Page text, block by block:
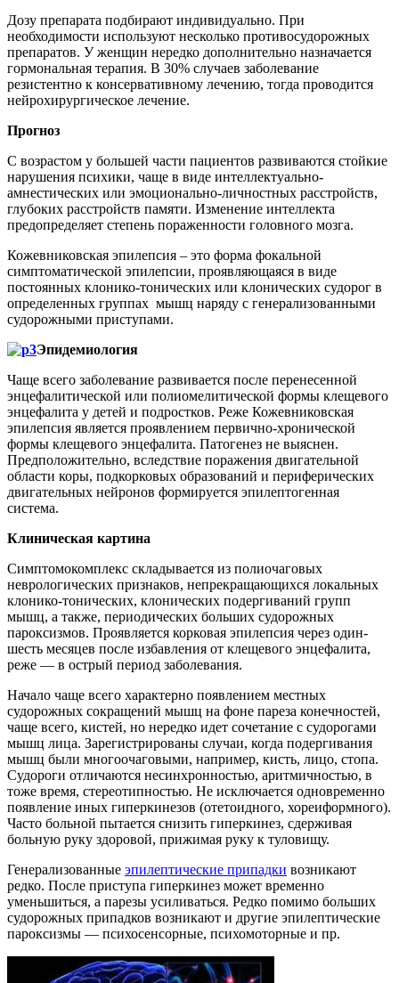
Дозу препарата подбирают индивидуально. При
необходимости используют несколько противосудорожных
препаратов. У женщин нередко дополнительно назначается
гормональная терапия. В 30% случаев заболевание
резистентно к консервативному лечению, тогда проводится
нейрохирургическое лечение.
Прогноз
С возрастом у большей части пациентов развиваются стойкие
нарушения психики, чаще в виде интеллектуально-
амнестических или эмоционально-личностных расстройств,
глубоких расстройств памяти. Изменение интеллекта
предопределяет степень пораженности головного мозга.
Кожевниковская эпилепсия – это форма фокальной
симптоматической эпилепсии, проявляющаяся в виде
постоянных клонико-тонических или клонических судорог в
определенных группах мышц наряду с генерализованными
судорожными приступами.
Эпидемиология
Чаще всего заболевание развивается после перенесенной
энцефалитической или полиомелитической формы клещевого
энцефалита у детей и подростков. Реже Кожевниковская
эпилепсия является проявлением первично-хронической
формы клещевого энцефалита. Патогенез не выяснен.
Предположительно, вследствие поражения двигательной
области коры, подкорковых образований и периферических
двигательных нейронов формируется эпилептогенная
система.
Клиническая картина
Симптомокомплекс складывается из полиочаговых
неврологических признаков, непрекращающихся локальных
клонико-тонических, клонических подергиваний групп
мышц, а также, периодических больших судорожных
пароксизмов. Проявляется корковая эпилепсия через один-
шесть месяцев после избавления от клещевого энцефалита,
реже — в острый период заболевания.
Начало чаще всего характерно появлением местных
судорожных сокращений мышц на фоне пареза конечностей,
чаще всего, кистей, но нередко идет сочетание с судорогами
мышц лица. Зарегистрированы случаи, когда подергивания
мышц были многоочаговыми, например, кисть, лицо, стопа.
Судороги отличаются несинхронностью, аритмичностью, в
тоже время, стереотипностью. Не исключается одновременно
появление иных гиперкинезов (отетоидного, хореиформного).
Часто больной пытается снизить гиперкинез, сдерживая
больную руку здоровой, прижимая руку к туловищу.
Генерализованные эпилептические припадки возникают
редко. После приступа гиперкинез может временно
уменьшиться, а парезы усиливаться. Редко помимо больших
судорожных припадков возникают и другие эпилептические
пароксизмы — психосенсорные, психомоторные и пр.